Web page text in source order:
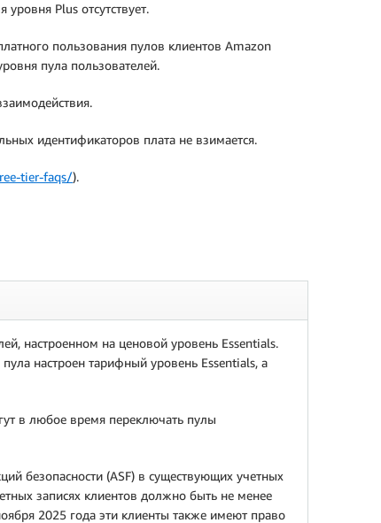
Plus отсутствует.
пользования пулов клиентов Amazon
пула пользователей.
идентификаторов плата не взимается.
tier-faqs/).
настроенном на ценовой уровень Essentials.
настроен тарифный уровень Essentials, а
в любое время переключать пулы
безопасности (ASF) в существующих учетных
записях клиентов должно быть не менее
2025 года эти клиенты также имеют право